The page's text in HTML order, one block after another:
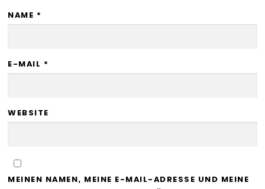
NAME *
E-MAIL *
WEBSITE
MEINEN NAMEN, MEINE E-MAIL-ADRESSE UND MEINE